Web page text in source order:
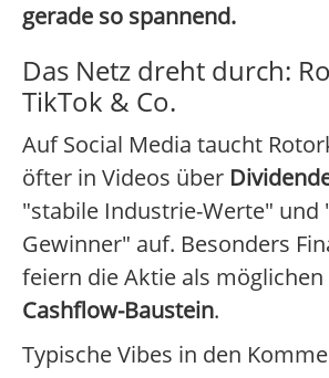
gerade so spannend.
Das Netz dreht durch:
TikTok & Co.
Auf Social Media taucht
öfter in Videos über
"stabile Industrie-Werte" und
Gewinner" auf. Besonders
feiern die Aktie als möglichen
Cashflow-Baustein.
Typische Vibes in den